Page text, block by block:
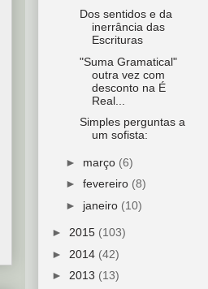
Dos sentidos e da
inerrância das
Escrituras
"Suma Gramatical"
outra vez com
desconto na É
Real...
Simples perguntas a
um sofista:
► março (6)
► fevereiro (8)
► janeiro (10)
► 2015 (103)
► 2014 (42)
► 2013 (13)